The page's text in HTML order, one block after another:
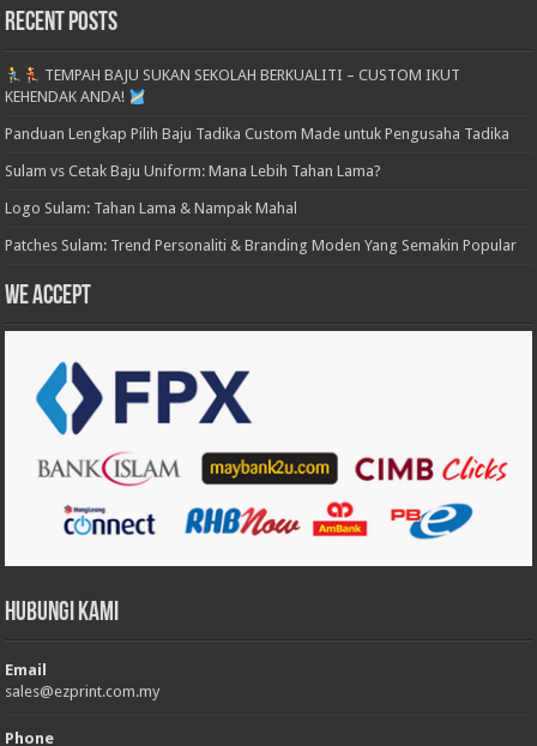
Recent Posts
TEMPAH BAJU SUKAN SEKOLAH BERKUALITI – CUSTOM IKUT
KEHENDAK ANDA!
Panduan Lengkap Pilih Baju Tadika Custom Made untuk Pengusaha Tadika
Sulam vs Cetak Baju Uniform: Mana Lebih Tahan Lama?
Logo Sulam: Tahan Lama & Nampak Mahal
Patches Sulam: Trend Personaliti & Branding Moden Yang Semakin Popular
We accept
Hubungi Kami
Email
sales@ezprint.com.my
Phone